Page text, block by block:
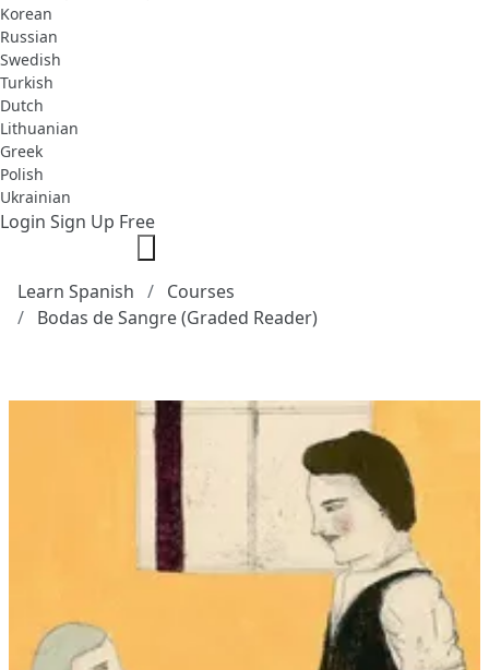
Korean
Russian
Swedish
Turkish
Dutch
Lithuanian
Greek
Polish
Ukrainian
Login Sign Up Free
Learn Spanish
Courses
Bodas de Sangre (Graded Reader)